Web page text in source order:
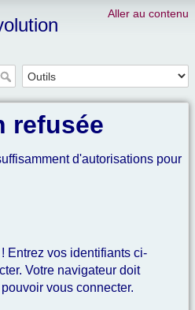
Aller au contenu
refusée
d'autorisations pour
Entrez vos identifiants ci-
Votre navigateur doit
vous connecter.